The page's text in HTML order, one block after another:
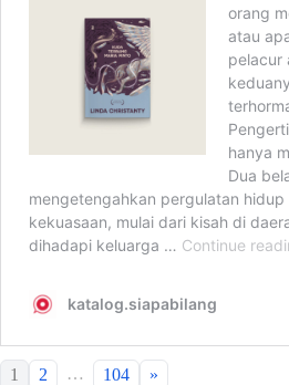
1 2 … 104 »